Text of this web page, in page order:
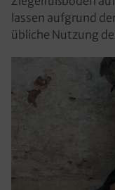
lassen aufgrund
übliche Nutzung